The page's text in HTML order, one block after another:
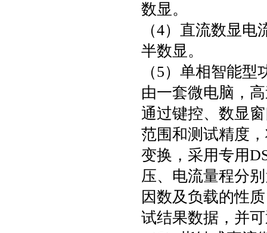
数显。
（4）直流数显
半数显。
（5）单相智能
由一套微电脑，
通过键控、数显
范围和测试精度
变换，采用专用
压、电流量程分
因数及负载的性
试结果数据，并